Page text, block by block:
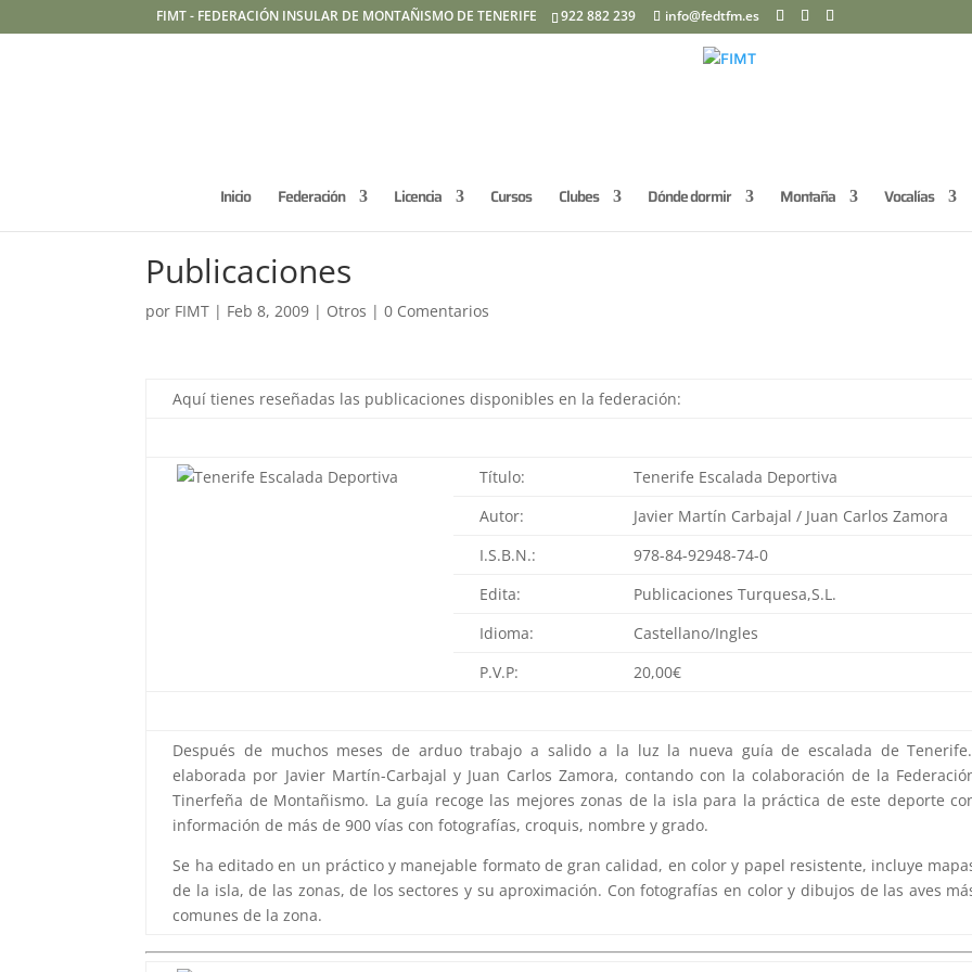
FIMT - FEDERACIÓN INSULAR DE MONTAÑISMO DE TENERIFE 922 882 239 info@fedtfm.es
Inicio Federación Licencia Cursos Clubes Dónde dormir Montaña Vocalías
Publicaciones
por FIMT | Feb 8, 2009 | Otros |0 Comentarios
Aquí tienes reseñadas las publicaciones disponibles en la federación:
Título:
Tenerife Escalada Deportiva
Autor:
Javier Martín Carbajal / Juan Carlos Zamora
I.S.B.N.:
978-84-92948-74-0
Edita:
Publicaciones Turquesa,S.L.
Idioma:
Castellano/Ingles
P.V.P:
20,00€
Después de muchos meses de arduo trabajo a salido a la luz la nueva guía de escalada de
elaborada por Javier Martín-Carbajal y Juan Carlos Zamora, contando con la colaboración de la
Tinerfeña de Montañismo. La guía recoge las mejores zonas de la isla para la práctica de este deporte
información de más de 900 vías con fotografías, croquis, nombre y grado.
Se ha editado en un práctico y manejable formato de gran calidad, en color y papel resistente, incluye
de la isla, de las zonas, de los sectores y su aproximación. Con fotografías en color y dibujos de las aves
comunes de la zona.